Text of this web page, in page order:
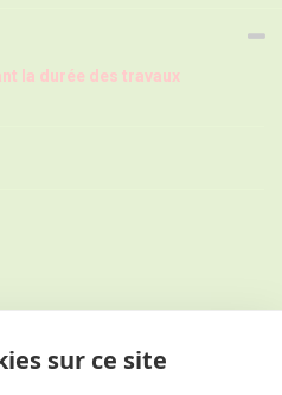
la durée des travaux
pendant les petites vacances
sur ce site